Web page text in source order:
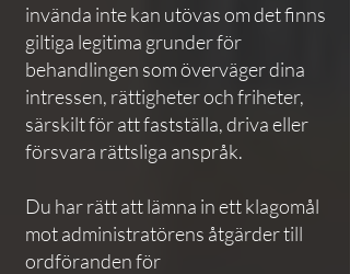
invända inte kan utövas om det finns
giltiga legitima grunder för
behandlingen som överväger dina
intressen, rättigheter och friheter,
särskilt för att fastställa, driva eller
försvara rättsliga anspråk.
Du har rätt att lämna in ett klagomål
mot administratörens åtgärder till
ordföranden för